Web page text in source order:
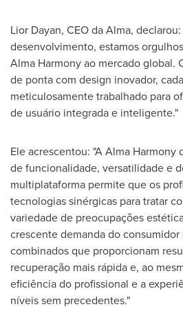
Lior Dayan, CEO da Alma,
desenvolvimento, estamos
Alma Harmony ao mercado global.
de ponta com design inovador,
meticulosamente trabalhado para
de usuário integrada e inteligente."
Ele acrescentou: "A Alma Harmony
de funcionalidade, versatilidade e
multiplataforma permite que os
tecnologias sinérgicas para tratar
variedade de preocupações
crescente demanda do
combinados que proporcionam
recuperação mais rápida e, ao
eficiência do profissional e a
níveis sem precedentes."